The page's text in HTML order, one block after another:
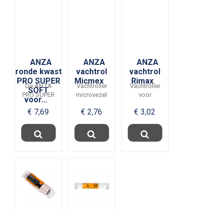
ANZA
ronde kwast
PRO SUPER
SOFT
voor...
De ANZA
PRO SUPER
SOFT
kwasten zijn
ontwikkeld
voor de...
€ 7,69
ANZA
vachtrol
Micmex
Vachtroller
microvezel
medium tot
ondergrond,
geeft een
€ 2,76
ANZA
vachtrol
Rimax
Vachtroller
voor
grove
zoals
spachtelputz,...
€ 3,02